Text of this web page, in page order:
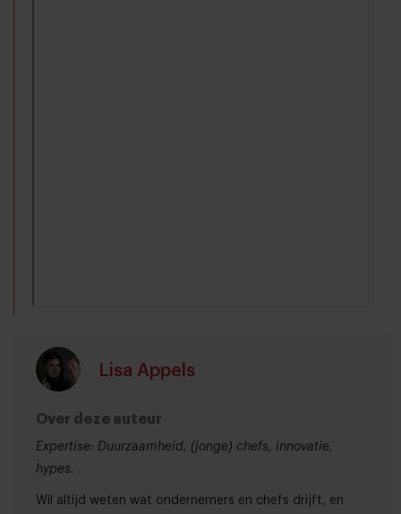
Lisa Appels
Over deze auteur
Expertise: Duurzaamheid, (jonge) chefs, innovatie,
hypes.
Wil altijd weten wat ondernemers en chefs drijft, en